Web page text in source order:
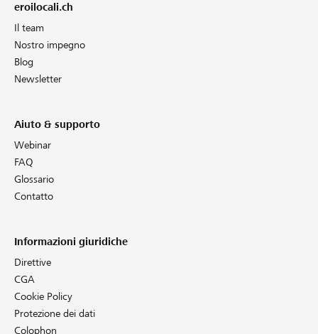
eroilocali.ch
Il team
Nostro impegno
Blog
Newsletter
Aiuto & supporto
Webinar
FAQ
Glossario
Contatto
Informazioni giuridiche
Direttive
CGA
Cookie Policy
Protezione dei dati
Colophon